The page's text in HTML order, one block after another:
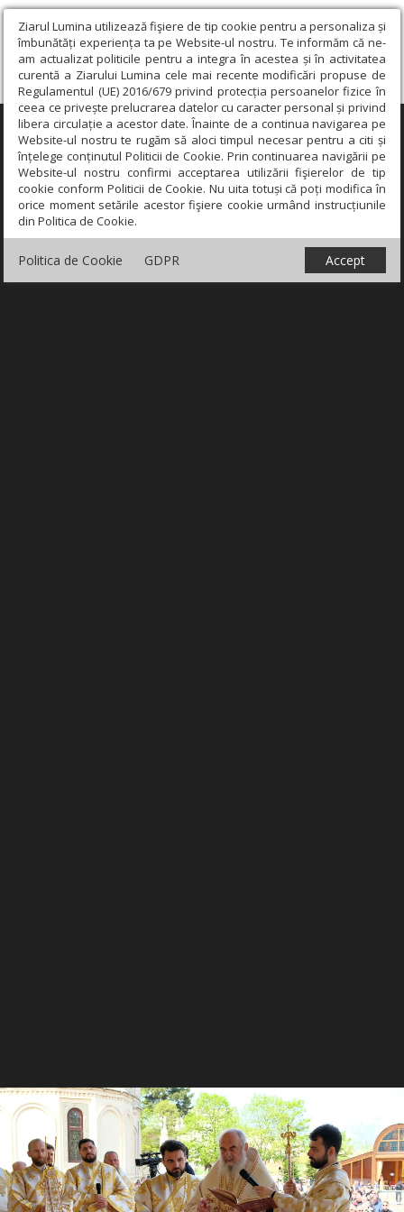
Ziarul Lumina utilizează fişiere de tip cookie pentru a personaliza și
îmbunătăți experiența ta pe Website-ul nostru. Te informăm că ne-
am actualizat politicile pentru a integra în acestea și în activitatea
curentă a Ziarului Lumina cele mai recente modificări propuse de
Regulamentul (UE) 2016/679 privind protecția persoanelor fizice în
ceea ce privește prelucrarea datelor cu caracter personal și privind
libera circulație a acestor date. Înainte de a continua navigarea pe
Website-ul nostru te rugăm să aloci timpul necesar pentru a citi și
înțelege conținutul Politicii de Cookie. Prin continuarea navigării pe
Website-ul nostru confirmi acceptarea utilizării fişierelor de tip
cookie conform Politicii de Cookie. Nu uita totuși că poți modifica în
orice moment setările acestor fişiere cookie urmând instrucțiunile
din Politica de Cookie.
Politica de Cookie GDPR Accept
×